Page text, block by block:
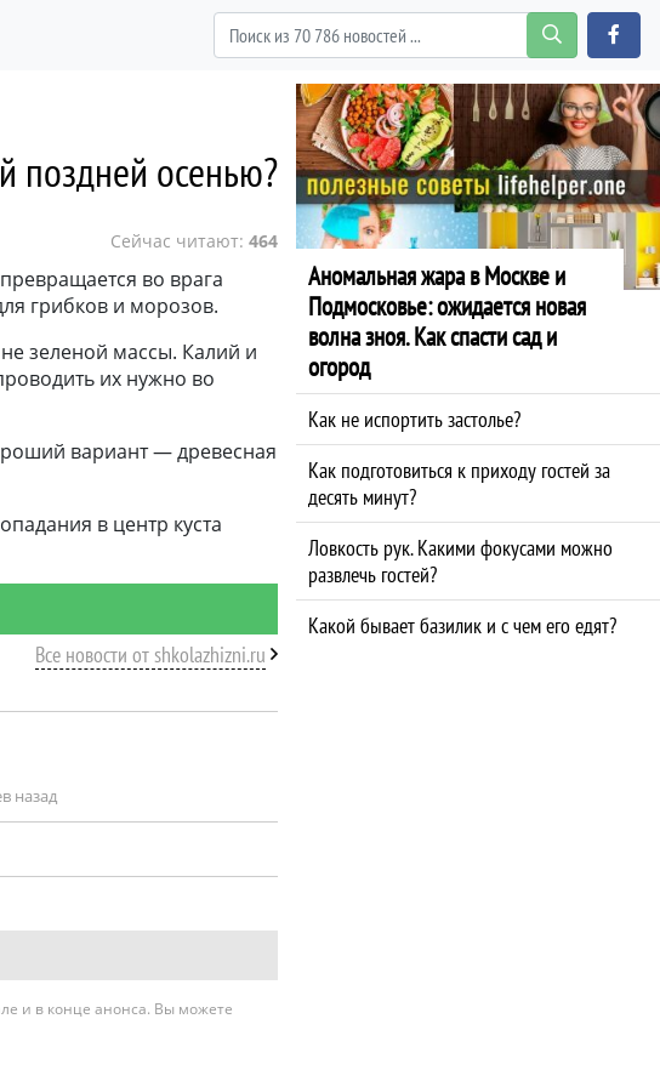
поздней осенью?
Сейчас читают: 464
во врага
грибков и морозов.
зеленой массы. Калий и
их нужно во
вариант — древесная
в центр куста
Все новости от shkolazhizni.ru
назад
и в конце анонса. Вы можете
Аномальная жара в Москве и
Подмосковье: ожидается новая
волна зноя. Как спасти сад и
огород
Как не испортить застолье?
Как подготовиться к приходу гостей за
десять минут?
Ловкость рук. Какими фокусами можно
развлечь гостей?
Какой бывает базилик и с чем его едят?